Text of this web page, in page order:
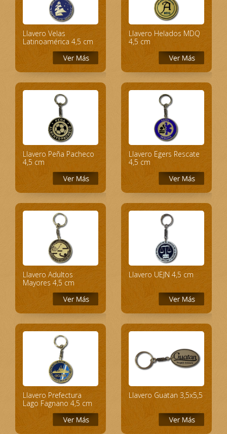
Llavero Velas
Latinoamérica 4,5 cm
Llavero Helados MDQ
4,5 cm
Llavero Peña Pacheco
4,5 cm
Llavero Egers Rescate
4,5 cm
Llavero Adultos
Mayores 4,5 cm
Llavero UEJN 4,5 cm
Llavero Prefectura
Lago Fagnano 4,5 cm
Llavero Guatan 3,5x5,5